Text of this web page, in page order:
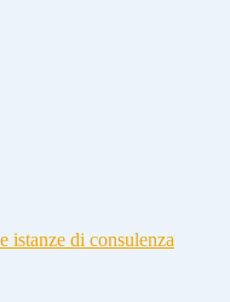
istanze di consulenza